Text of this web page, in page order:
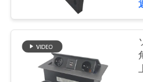
ト
コンピュ
ターの上昇